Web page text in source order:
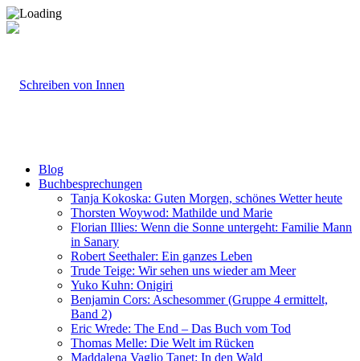
Blog
Buchbesprechungen
Tanja Kokoska: Guten Morgen, schönes Wetter heute
Thorsten Woywod: Mathilde und Marie
Florian Illies: Wenn die Sonne untergeht: Familie Mann
in Sanary
Robert Seethaler: Ein ganzes Leben
Trude Teige: Wir sehen uns wieder am Meer
Yuko Kuhn: Onigiri
Benjamin Cors: Aschesommer (Gruppe 4 ermittelt,
Band 2)
Eric Wrede: The End – Das Buch vom Tod
Thomas Melle: Die Welt im Rücken
Maddalena Vaglio Tanet: In den Wald